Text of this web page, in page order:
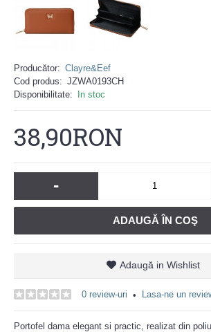
Producător: Clayre&Eef
Cod produs: JZWA0193CH
Disponibilitate:
In stoc
38,90RON
-
ADAUGĂ ÎN COŞ
Adaugă in Wishlist
0 review-uri • Lasa-ne un
Portofel dama elegant si practic, realizat din